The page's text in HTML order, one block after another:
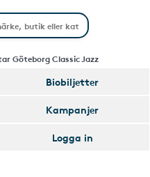
Göteborg Classic Jazz
Biobiljetter
Kampanjer
Logga in